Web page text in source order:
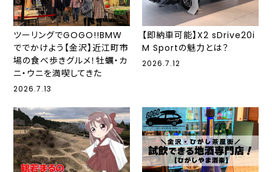
ツーリングでGOGO!!BMW
ででかけよう【金沢】近江町市
場の食べ歩きグルメ！牡蠣・カ
ニ・ウニを満喫してきた
2026.7.13
【即納車可能】X2 sDrive20i
M Sportの魅力とは？
2026.7.12